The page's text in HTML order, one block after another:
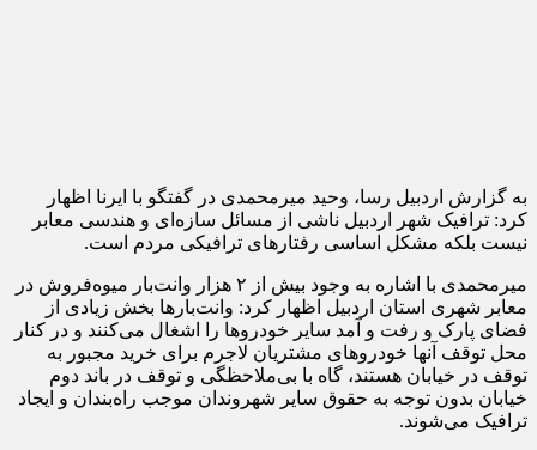
به گزارش اردبیل رسا، وحید میرمحمدی در گفتگو با ایرنا اظهار
کرد: ترافیک شهر اردبیل ناشی از مسائل سازه‌ای و هندسی معابر
نیست بلکه مشکل اساسی رفتارهای ترافیکی مردم است.
میرمحمدی با اشاره به وجود بیش از ۲ هزار وانت‌بار میوه‌فروش در
معابر شهری استان اردبیل اظهار کرد: وانت‌بارها بخش زیادی از
فضای پارک و رفت و آمد سایر خودروها را اشغال می‌کنند و در کنار
محل توقف آنها خودروهای مشتریان لاجرم برای خرید مجبور به
توقف در خیابان هستند، گاه با بی‌ملاحظگی و توقف در باند دوم
خیابان بدون توجه به حقوق سایر شهروندان موجب راه‌بندان و ایجاد
ترافیک می‌شوند.